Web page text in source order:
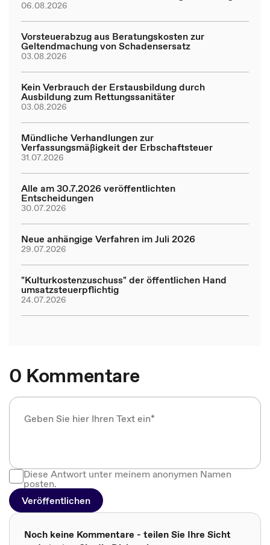
06.08.2026
Vorsteuerabzug aus Beratungskosten zur
Geltendmachung von Schadensersatz
03.08.2026
Kein Verbrauch der Erstausbildung durch
Ausbildung zum Rettungssanitäter
03.08.2026
Mündliche Verhandlungen zur
Verfassungsmäßigkeit der Erbschaftsteuer
31.07.2026
Alle am 30.7.2026 veröffentlichten
Entscheidungen
30.07.2026
Neue anhängige Verfahren im Juli 2026
29.07.2026
"Kulturkostenzuschuss" der öffentlichen Hand
umsatzsteuerpflichtig
24.07.2026
0 Kommentare
Diese Antwort unter meinem anonymen Namen
posten.
Veröffentlichen
Noch keine Kommentare - teilen Sie Ihre Sicht